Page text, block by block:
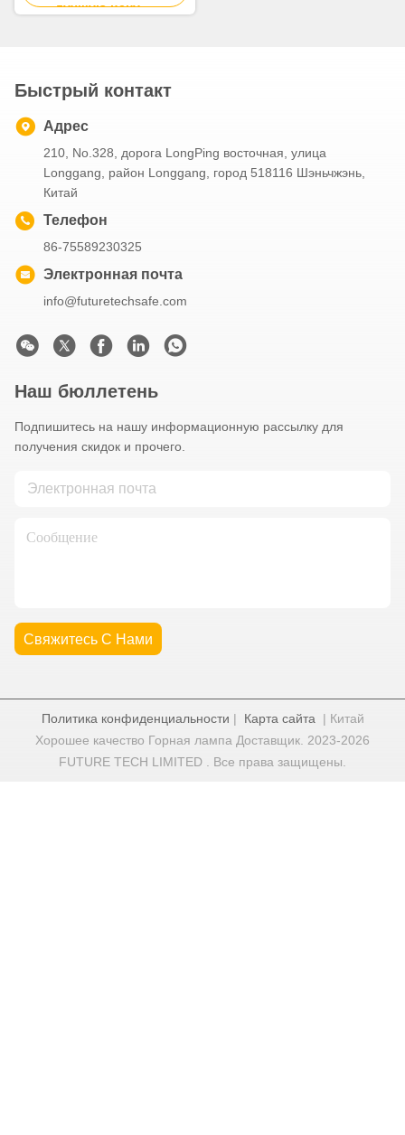
одевают 115gsm
лучшую цену
Быстрый контакт
Адрес
210, No.328, дорога LongPing восточная, улица
Longgang, район Longgang, город 518116 Шэньчжэнь,
Китай
Телефон
86-75589230325
Электронная почта
info@futuretechsafe.com
Наш бюллетень
Подпишитесь на нашу информационную рассылку для
получения скидок и прочего.
Свяжитесь С Нами
Политика конфиденциальности | Карта сайта| Китай
Хорошее качество Горная лампа Доставщик. 2023-2026
FUTURE TECH LIMITED . Все права защищены.